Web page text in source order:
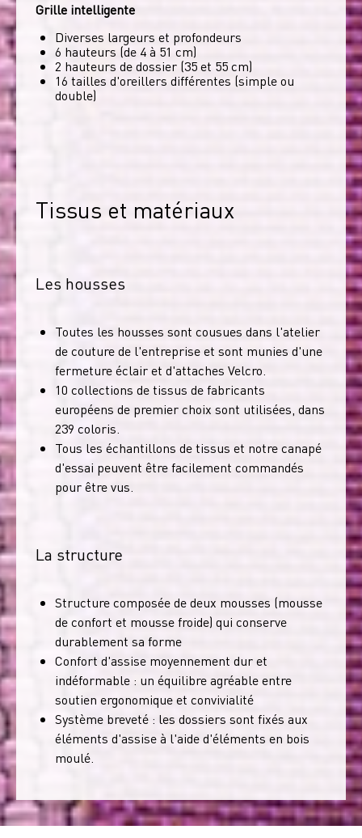
Grille intelligente
Diverses largeurs et profondeurs
6 hauteurs (de 4 à 51 cm)
2 hauteurs de dossier (35 et 55 cm)
16 tailles d'oreillers différentes (simple ou
double)
Tissus et matériaux
Les housses
Toutes les housses sont cousues dans l'atelier
de couture de l'entreprise et sont munies d'une
fermeture éclair et d'attaches Velcro.
10 collections de tissus de fabricants
européens de premier choix sont utilisées, dans
239 coloris.
Tous les échantillons de tissus et notre canapé
d'essai peuvent être facilement commandés
pour être vus.
La structure
Structure composée de deux mousses (mousse
de confort et mousse froide) qui conserve
durablement sa forme
Confort d'assise moyennement dur et
indéformable : un équilibre agréable entre
soutien ergonomique et convivialité
Système breveté : les dossiers sont fixés aux
éléments d'assise à l'aide d'éléments en bois
moulé.